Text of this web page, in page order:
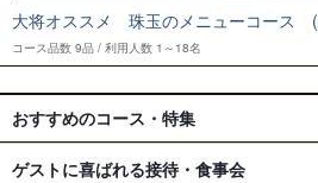
大将オススメ 珠玉のメニューコース
コース品数 9品 利用人数 1～18名
おすすめのコース・特集
ゲストに喜ばれる接待・食事会